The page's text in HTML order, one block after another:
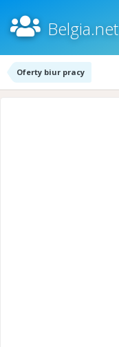
Belgia.net
Oferty biur pracy